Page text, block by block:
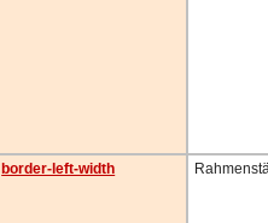
border-left-width